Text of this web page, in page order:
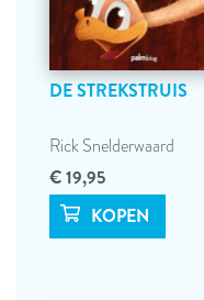
DE STREKSTRUIS
Rick Snelderwaard
€ 19,95